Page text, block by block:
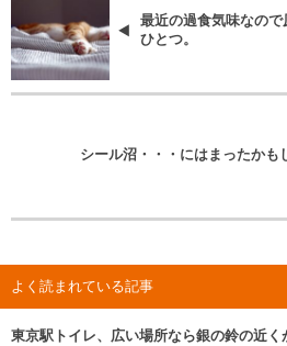
最近の過食気味なの
ひとつ。
シール沼・・・にはまったかも
よく読まれている記事
東京駅トイレ、広い場所なら銀の鈴の近く